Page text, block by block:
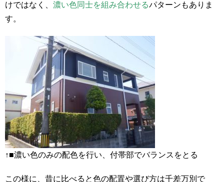
けではなく、 濃い色同士を組み合わせるパターンもありま
す。
↑■濃い色のみの配色を行い、付帯部でバランスをとる
この様に、昔に比べると色の配置や選び方は千差万別で